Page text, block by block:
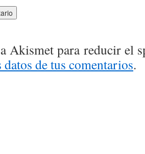
Akismet para reducir el
datos de tus comentarios.